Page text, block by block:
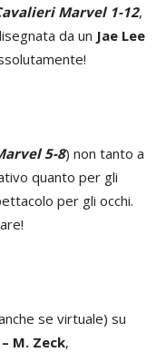
Marvel 1-12,
da un Jae Lee
5-8) non tanto a
quanto per gli
per gli occhi.
se virtuale) su
M. Zeck,